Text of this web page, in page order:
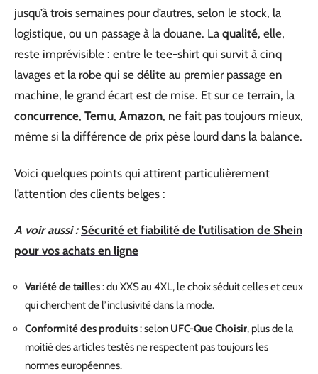
jusqu’à trois semaines pour d’autres, selon le stock, la
logistique, ou un passage à la douane. La qualité, elle,
reste imprévisible : entre le tee-shirt qui survit à cinq
lavages et la robe qui se délite au premier passage en
machine, le grand écart est de mise. Et sur ce terrain, la
concurrence, Temu, Amazon, ne fait pas toujours mieux,
même si la différence de prix pèse lourd dans la balance.
Voici quelques points qui attirent particulièrement
l’attention des clients belges :
A voir aussi : Sécurité et fiabilité de l'utilisation de Shein
pour vos achats en ligne
Variété de tailles: du XXS au 4XL, le choix séduit celles et ceux
qui cherchent de l’inclusivité dans la mode.
Conformité des produits: selon UFC-Que Choisir, plus de la
moitié des articles testés ne respectent pas toujours les
normes européennes.